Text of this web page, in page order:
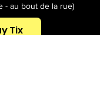
- au bout de la rue)
Tix